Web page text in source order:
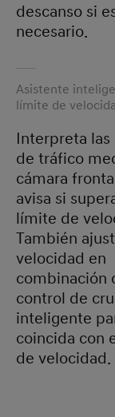
descanso si
necesario.
Asistente
límite de
Interpreta las
de tráfico
cámara
avisa si
límite de
También
velocidad en
combinación
control de
inteligente
coincida con
de velocidad.